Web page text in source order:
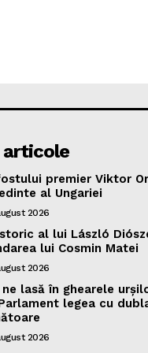
premier Viktor
al Ungariei
2026
al lui László
lui Cosmin Matei
2026
lasă în ghearele
legea cu
2026